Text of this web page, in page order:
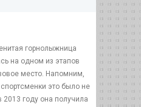
горнолыжница
на одном из этапов
место. Напомним,
это было не
году она получила